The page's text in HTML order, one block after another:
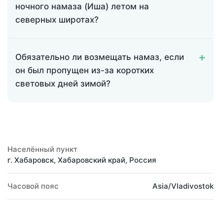
ночного намаза (Иша) летом на
северных широтах?
Обязательно ли возмещать намаз, если
он был пропущен из-за коротких
световых дней зимой?
Населённый пункт
г. Хабаровск, Хабаровский край, Россия
Часовой пояс Asia/Vladivostok